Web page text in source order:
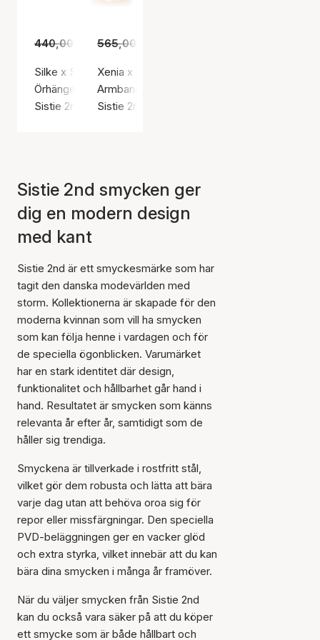
440,00 kr 305,00 kr
Silke x Sistie 2nd Small Creoles
Örhängen, Silverfärg / Rostfritt stål
Sistie 2nd
565,00 kr
Xenia x Sistie 2nd Chunky Bracelet
Armband, Guldfärg / Guldpläterat rostfritt stål
Sistie 2nd
Sistie 2nd smycken ger
dig en modern design
med kant
Sistie 2nd är ett smyckesmärke som har
tagit den danska modevärlden med
storm. Kollektionerna är skapade för den
moderna kvinnan som vill ha smycken
som kan följa henne i vardagen och för
de speciella ögonblicken. Varumärket
har en stark identitet där design,
funktionalitet och hållbarhet går hand i
hand. Resultatet är smycken som känns
relevanta år efter år, samtidigt som de
håller sig trendiga.
Smyckena är tillverkade i rostfritt stål,
vilket gör dem robusta och lätta att bära
varje dag utan att behöva oroa sig för
repor eller missfärgningar. Den speciella
PVD-beläggningen ger en vacker glöd
och extra styrka, vilket innebär att du kan
bära dina smycken i många år framöver.
När du väljer smycken från Sistie 2nd
kan du också vara säker på att du köper
ett smycke som är både hållbart och